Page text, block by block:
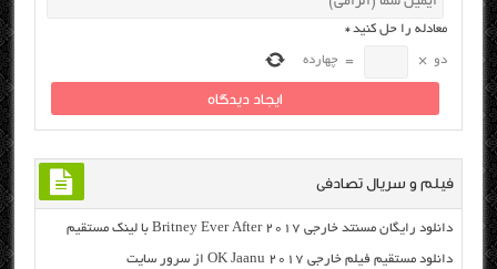
معادله را حل کنید*
دو ×
= چهارده
فیلم و سریال تصادفی
دانلود رایگان مسنتد خارجی Britney Ever After 2017 با لینک مستقیم
دانلود مستقیم فیلم خارجی OK Jaanu 2017 از سرور سایت